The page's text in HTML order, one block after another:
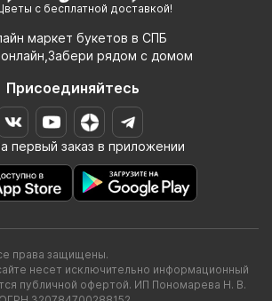
с бесплатной доставкой!
маркет букетов в СПБ
рядом с домом
Присоединяйтесь
первый заказ в приложении
права защищены.
несет исключительно информационный
публичной офертой. ИП Пономарева Н. В.